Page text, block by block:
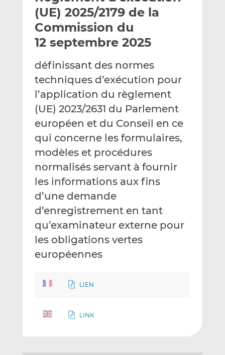
e
r
p
a
e
m
i
l
g
e
r
s
r
L
n
k
e
d
n
g
e
s
r
F
c
e
b
o
k
(UE) 2025/2179 de la
Commission du
12 septembre 2025
définissant des normes
techniques d’exécution pour
l’application du règlement
(UE) 2023/2631 du Parlement
européen et du Conseil en ce
qui concerne les formulaires,
modèles et procédures
normalisés servant à fournir
les informations aux fins
d’une demande
d’enregistrement en tant
qu’examinateur externe pour
les obligations vertes
européennes
LIEN
LINK